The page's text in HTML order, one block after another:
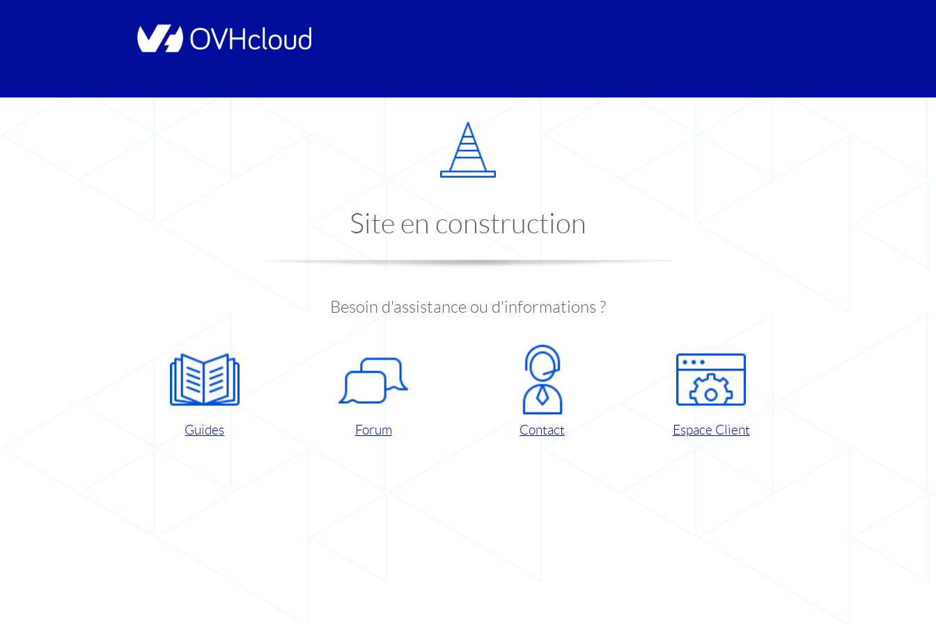
Site en construction
Besoin d'assistance ou d'informations ?
Guides Forum Contact Espace Client